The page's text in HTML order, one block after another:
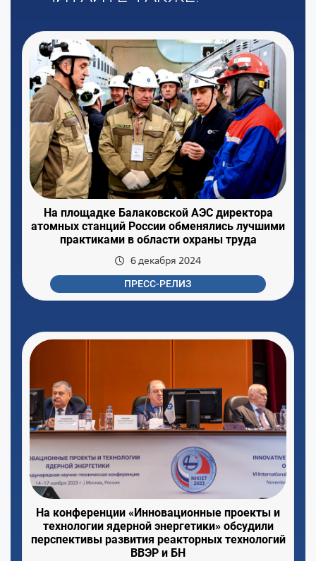
На площадке Балаковской АЭС директора
атомных станций России обменялись лучшими
практиками в области охраны труда
6 декабря 2024
ПРЕСС-РЕЛИЗ
На конференции «Инновационные проекты и
технологии ядерной энергетики» обсудили
перспективы развития реакторных технологий
ВВЭР и БН